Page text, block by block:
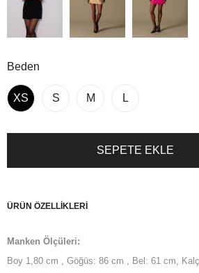
Beden
XS S M L
ÜRÜN ÖZELLIKLERI
Manken Ölçüleri:
Boy 1,80 cm , Göğüs: 86 cm , Bel: 61 cm,